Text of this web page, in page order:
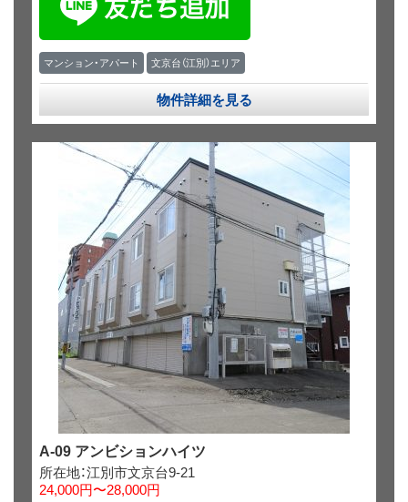
マンション・アパート 文京台（江別）エリア
物件詳細を見る
A-09 アンビションハイツ
所在地：江別市文京台9-21
24,000円〜28,000円